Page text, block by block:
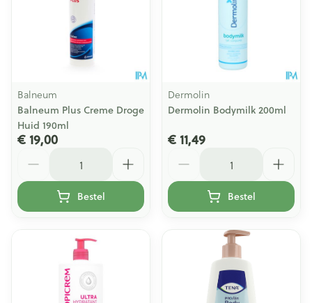
Balneum
Balneum Plus Creme Droge
Huid 190ml
€ 19,00
Bestel
Dermolin
Dermolin Bodymilk 200ml
€ 11,49
Bestel